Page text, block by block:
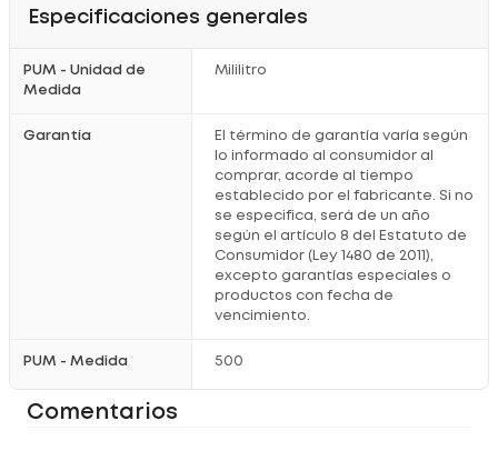
Especificaciones generales
PUM - Unidad de
Medida
Mililitro
Garantía
El término de garantía varía según
lo informado al consumidor al
comprar, acorde al tiempo
establecido por el fabricante. Si no
se especifica, será de un año
según el artículo 8 del Estatuto de
Consumidor (Ley 1480 de 2011),
excepto garantías especiales o
productos con fecha de
vencimiento.
PUM - Medida 500
Comentarios